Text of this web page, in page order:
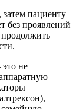
затем пациенту
без проявлений
не